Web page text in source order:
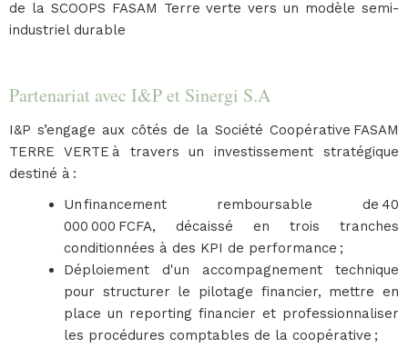
de la SCOOPS FASAM Terre verte vers un modèle semi-
industriel durable
Partenariat avec I&P et Sinergi S.A
I&P s’engage aux côtés de la Société Coopérative FASAM
TERRE VERTE à travers un investissement stratégique
destiné à :
Un financement remboursable de 40
000 000 FCFA, décaissé en trois tranches
conditionnées à des KPI de performance ;
Déploiement d'un accompagnement technique
pour structurer le pilotage financier, mettre en
place un reporting financier et professionnaliser
les procédures comptables de la coopérative ;